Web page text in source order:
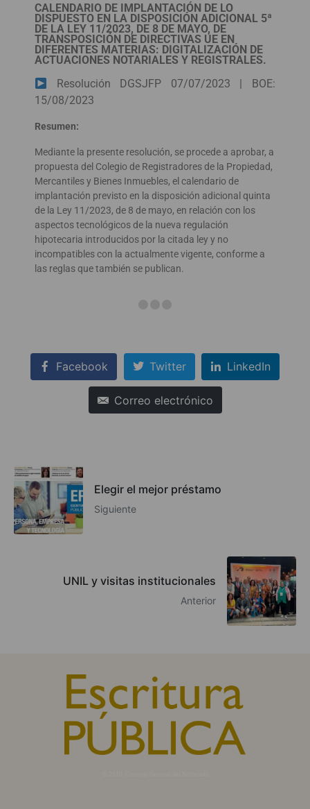
CALENDARIO DE IMPLANTACIÓN DE LO
DISPUESTO EN LA DISPOSICIÓN ADICIONAL 5ª
DE LA LEY 11/2023, DE 8 DE MAYO, DE
TRANSPOSICIÓN DE DIRECTIVAS UE EN
DIFERENTES MATERIAS: DIGITALIZACIÓN DE
ACTUACIONES NOTARIALES Y REGISTRALES.
Resolución DGSJFP 07/07/2023 | BOE:
15/08/2023
Resumen:
Mediante la presente resolución, se procede a aprobar, a
propuesta del Colegio de Registradores de la Propiedad,
Mercantiles y Bienes Inmuebles, el calendario de
implantación previsto en la disposición adicional quinta
de la Ley 11/2023, de 8 de mayo, en relación con los
aspectos tecnológicos de la nueva regulación
hipotecaria introducidos por la citada ley y no
incompatibles con la actualmente vigente, conforme a
las reglas que también se publican.
Facebook Twitter LinkedIn
Correo electrónico
Elegir el mejor préstamo
Siguiente
UNIL y visitas institucionales
Anterior